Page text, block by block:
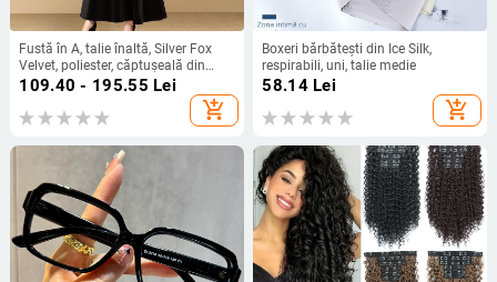
Fustă în A, talie înaltă, Silver Fox
Velvet, poliester, căptușeală din
catifea auriu
109.40 - 195.55 Lei
add_shopping_cart
Boxeri bărbătești din Ice Silk,
respirabili, uni, talie medie
58.14Lei
add_shopping_cart